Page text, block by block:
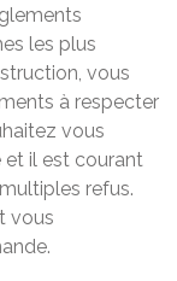
les plus
vous
à respecter
vous
et il est courant
refus.
vous